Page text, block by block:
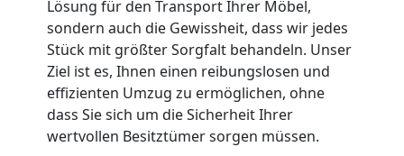
Lösung für den Transport Ihrer Möbel,
sondern auch die Gewissheit, dass wir jedes
Stück mit größter Sorgfalt behandeln. Unser
Ziel ist es, Ihnen einen reibungslosen und
effizienten Umzug zu ermöglichen, ohne
dass Sie sich um die Sicherheit Ihrer
wertvollen Besitztümer sorgen müssen.
Qualitäts-
Umzüge
Wolfsberg